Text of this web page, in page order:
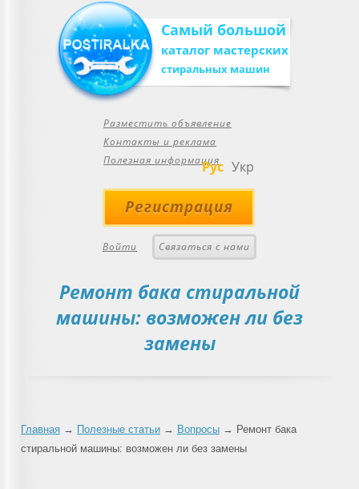
Самый большой
каталог мастерских
стиральных машин
Разместить объявление
Контакты и реклама
Полезная информация
Рус Укр
Регистрация
Войти Связаться с нами
Ремонт бака стиральной
машины: возможен ли без
замены
Главная → Полезные статьи → Вопросы → Ремонт бака
стиральной машины: возможен ли без замены